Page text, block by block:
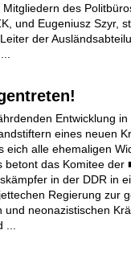
des
und Eugeniusz Szyr,
der
Entwicklung
eines neuen
eich alle ehemaligen
das Komitee der
in der DDR in
Regierung zur
und neonazistischen